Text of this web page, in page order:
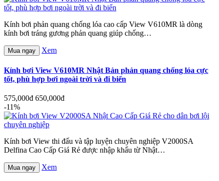
Kính bơi phản quang chống lóa cao cấp View V610MR là dòng
kính bơi tráng gương phản quang giúp chống…
Mua ngay Xem
Kính bơi View V610MR Nhật Bản phản quang chống lóa cực
tốt, phù hợp bơi ngoài trời và đi biển
575,000đ 650,000đ
-11%
Kính bơi View thi đấu và tập luyện chuyên nghiệp V2000SA
Delfina Cao Cấp Giá Rẻ được nhập khẩu từ Nhật…
Mua ngay Xem